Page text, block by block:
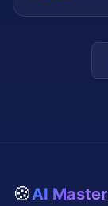
🍪AI Master